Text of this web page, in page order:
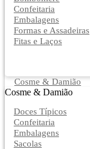
Confeitaria
Embalagens
Formas e Assadeiras
Fitas e Laços
Cosme & Damião
Cosme & Damião
Doces Típicos
Confeitaria
Embalagens
Sacolas